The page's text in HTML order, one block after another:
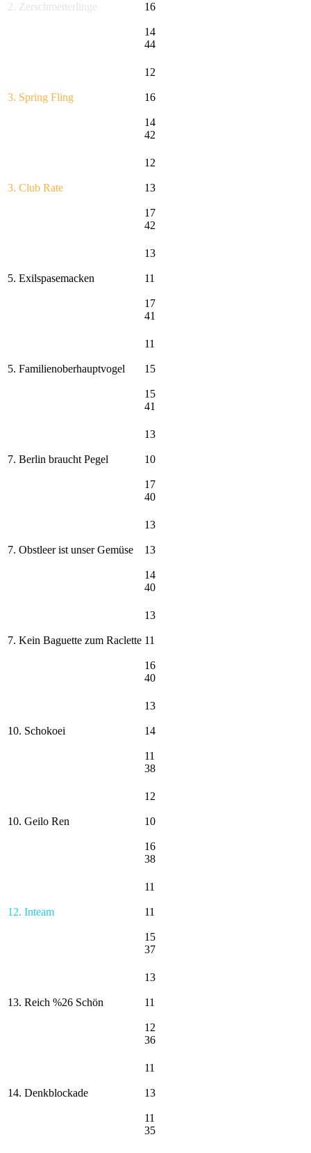
2. Zerschmetterlinge 16
14
44
3. Spring Fling
12
16
14
42
3. Club Rate
12
13
17
42
5. Exilspasemacken
13
11
17
41
5. Familienoberhauptvogel
11
15
15
41
7. Berlin braucht Pegel
13
10
17
40
7. Obstleer ist unser Gemüse
13
13
14
40
7. Kein Baguette zum Raclette
13
11
16
40
10. Schokoei
13
14
11
38
10. Geilo Ren
12
10
16
38
12. Inteam
11
11
15
37
13. Reich %26 Schön
13
11
12
36
14. Denkblockade
11
13
11
35